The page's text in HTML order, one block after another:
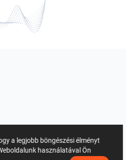
a legjobb böngészési élményt
használatával Ön